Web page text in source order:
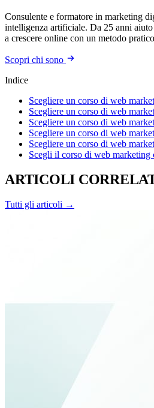
Consulente e formatore in marketing
intelligenza artificiale. Da 25 anni
a crescere online con un metodo
Scopri chi sono
Indice
Scegliere un corso di web
Scegliere un corso di web
Scegliere un corso di web
Scegliere un corso di web
Scegliere un corso di web
Scegli il corso di web marketing
ARTICOLI
Tutti gli articoli →